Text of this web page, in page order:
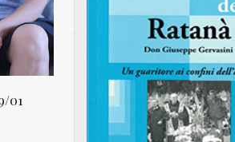
01 NATUROPATIA IN BREVE 18/01